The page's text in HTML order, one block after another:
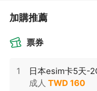
野宮神社：歷史悠久，最早
交友結緣、入學升學、學問
加購推薦
票券
1
日本esim卡5天-
成人 TWD160